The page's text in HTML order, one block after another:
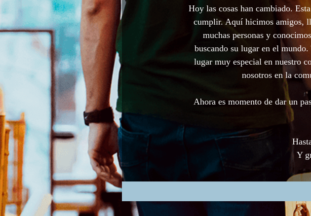
Hoy las cosas han cambiado.
cumplir. Aquí hicimos amigos,
muchas personas y
buscando su lugar en el
lugar muy especial en nuestro
nosotros en la
Ahora es momento de dar un
Y